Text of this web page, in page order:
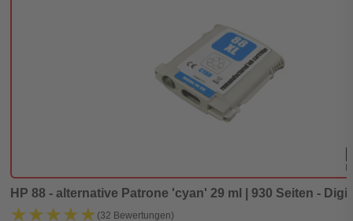
HP 88 - alternative Patrone 'cyan' 29 ml | 930 Seiten -
★★★★★
★★★★★ (32 Bewertungen)